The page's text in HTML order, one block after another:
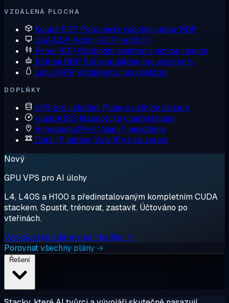
VZDÁLENÁ PLOCHA
Koupit RDP Porovnejte všechny plány RDP
USA RDP Admin RDP na US IP
Forex RDP Obchodní desktop s nízkou latencí
Botting RDP Stále spuštěno pro vaše boty
Linux RDP Vzdálený Linux desktop
DOPLŇKY
VPS pro ukládání Plány s velkým diskem
Vlastní ISO Nabootujte vlastní image
Vyhrazená IPv4 Vaše IP, nesdílená
Další IP adresyVíce IPv4 na server
Nový
GPU VPS pro AI úlohy
L4, L40S a H100 s předinstalovaným kompletním CUDA
stackem. Spustit, trénovat, zastavit. Účtováno po
vteřinách.
Vyzkoušejte zdarma na 1 hodinu →
Porovnat všechny plány →